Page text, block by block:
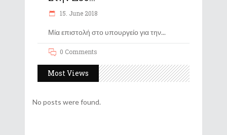
15. June 2018
Μία επιστολή στο υπουργείο για την
0 Comments
Most Views
No posts were found.